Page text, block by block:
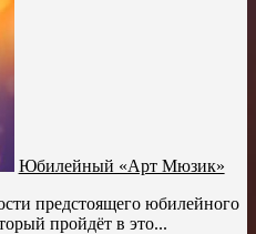
Юбилейный «Арт Мюзик»
предстоящего юбилейного
пройдёт в это...